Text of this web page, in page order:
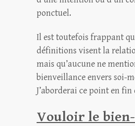
ponctuel.
Il est toutefois frappant
définitions visent la
mais qu’aucune ne
bienveillance envers soi-
J’aborderai ce point en fin
Vouloir le